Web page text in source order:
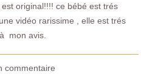
original!!!! ce bébé est trés
vidéo rarissime , elle est trés
mon avis.
commentaire